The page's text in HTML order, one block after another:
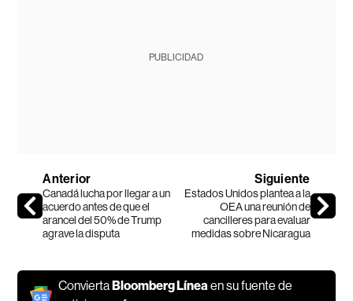
PUBLICIDAD
Anterior
Canadá lucha por llegar a un
acuerdo antes de que el
arancel del 50% de Trump
agrave la disputa
Siguiente
Estados Unidos plantea a la
OEA una reunión de
cancilleres para evaluar
medidas sobre Nicaragua
ConviertaBloomberg Línea en su fuente de